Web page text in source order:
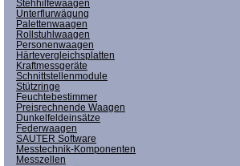
Stehhilfewaagen
Unterflurwägung
Palettenwaagen
Rollstuhlwaagen
Personenwaagen
Härtevergleichsplatten
Kraftmessgeräte
Schnittstellenmodule
Stützringe
Feuchtebestimmer
Preisrechnende Waagen
Dunkelfeldeinsätze
Federwaagen
SAUTER Software
Messtechnik-Komponenten
Messzellen